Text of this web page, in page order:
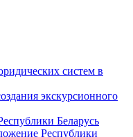
систем в
экскурсионного
Беларусь
Республики